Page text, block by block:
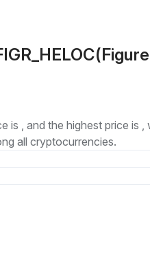
is , and the highest price is
all cryptocurrencies.